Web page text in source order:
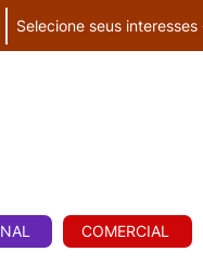
Selecione seus interesses
COMERCIAL